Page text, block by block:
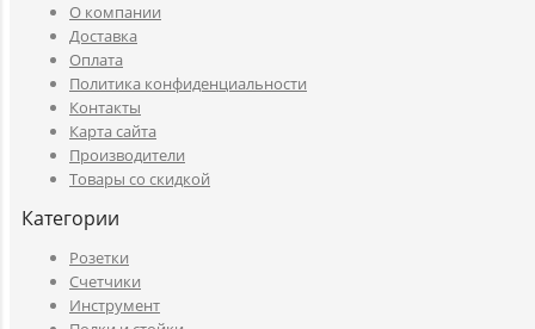
O компании
Доставка
Оплата
Политика конфиденциальности
Контакты
Карта сайта
Производители
Товары со скидкой
Категории
Розетки
Счетчики
Инструмент